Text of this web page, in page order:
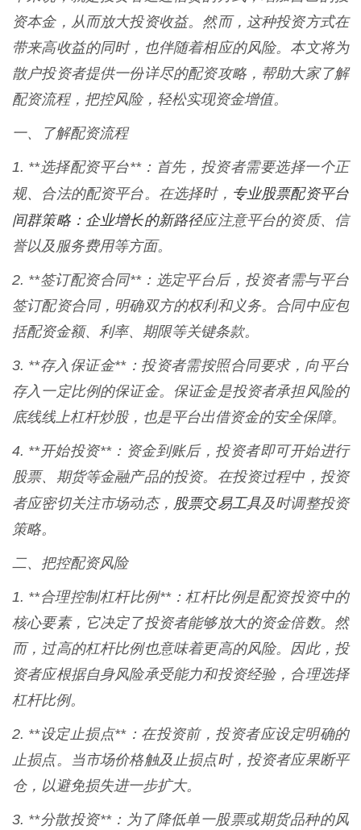
资本金，从而放大投资收益。然而，这种投资方式在
带来高收益的同时，也伴随着相应的风险。本文将为
散户投资者提供一份详尽的配资攻略，帮助大家了解
配资流程，把控风险，轻松实现资金增值。
一、了解配资流程
1. **选择配资平台**：首先，投资者需要选择一个正
规、合法的配资平台。在选择时， 专业股票配资平台
间群策略：企业增长的新路径应注意平台的资质、信
誉以及服务费用等方面。
2. **签订配资合同**：选定平台后，投资者需与平台
签订配资合同，明确双方的权利和义务。合同中应包
括配资金额、利率、期限等关键条款。
3. **存入保证金**：投资者需按照合同要求，向平台
存入一定比例的保证金。保证金是投资者承担风险的
底线线上杠杆炒股，也是平台出借资金的安全保障。
4. **开始投资**：资金到账后，投资者即可开始进行
股票、期货等金融产品的投资。在投资过程中，投资
者应密切关注市场动态， 股票交易工具及时调整投资
策略。
二、把控配资风险
1. **合理控制杠杆比例**：杠杆比例是配资投资中的
核心要素，它决定了投资者能够放大的资金倍数。然
而，过高的杠杆比例也意味着更高的风险。因此，投
资者应根据自身风险承受能力和投资经验，合理选择
杠杆比例。
2. **设定止损点**：在投资前，投资者应设定明确的
止损点。当市场价格触及止损点时，投资者应果断平
仓，以避免损失进一步扩大。
3. **分散投资**：为了降低单一股票或期货品种的风